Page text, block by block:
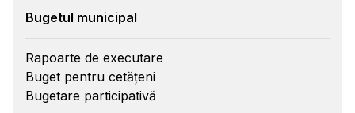
Bugetul municipal
Rapoarte de executare
Buget pentru cetățeni
Bugetare participativă